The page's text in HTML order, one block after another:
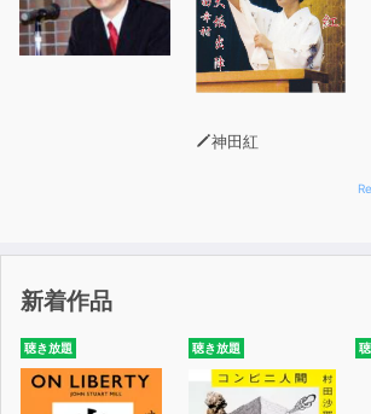
神田紅
新着作品
聴き放題 聴き放題